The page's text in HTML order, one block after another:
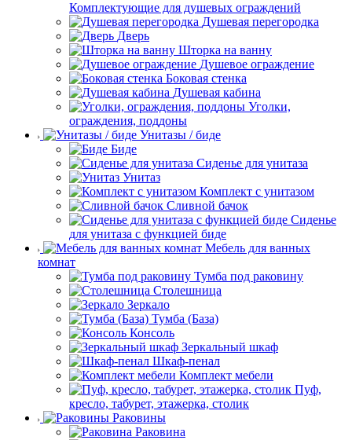
Комплектующие для душевых ограждений
Душевая перегородка
Дверь
Шторка на ванну
Душевое ограждение
Боковая стенка
Душевая кабина
Уголки,
ограждения, поддоны
Унитазы / биде
Биде
Сиденье для унитаза
Унитаз
Комплект с унитазом
Сливной бачок
Сиденье
для унитаза с функцией биде
Мебель для ванных
комнат
Тумба под раковину
Столешница
Зеркало
Тумба (База)
Консоль
Зеркальный шкаф
Шкаф-пенал
Комплект мебели
Пуф,
кресло, табурет, этажерка, столик
Раковины
Раковина